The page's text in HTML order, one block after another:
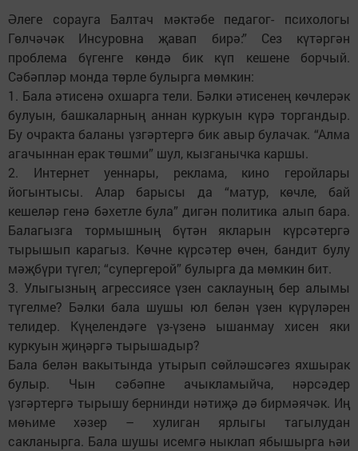
Әлеге сорауга Балтач мәктәбе педагог- психологы
Гөлчәчәк Инсуровна җавап бирә:” Сез күтәргән
проблема бүгенге көндә бик күп кешене борчый.
Сәбәпләр монда төрле булырга мөмкин:
1. Бала әтисенә охшарга тели. Бәлки әтисенең көчлерәк
булуын, башкаларның аннан куркуын күрә торгандыр.
Бу очракта баланы үзгәртергә бик авыр булачак. “Алма
агачыннан ерак төшми” шул, кызганычка каршы.
2. Интернет уеннары, реклама, кино геройлары
йогынтысы. Алар барысы да “матур, көчле, бай
кешеләр генә бәхетле була” дигән политика алып бара.
Балагызга тормышның бүтән якларын күрсәтергә
тырышып карагыз. Көчне күрсәтер өчен, бандит булу
мәҗбүри түгел; “супергерой” булырга да мөмкин бит.
3. Улыгызның агрессиясе үзен саклауның бер алымы
түгелме? Бәлки бала шушы юл белән үзен күрүләрен
телидер. Күңелендәге үз-үзенә ышанмау хисен яки
куркуын җиңәргә тырышадыр?
Бала белән вакытында утырып сөйләшсәгез яхшырак
булыр. Чын сәбәпне ачыкламыйча, нәрсәдер
үзгәртергә тырышу бернинди нәтиҗә дә бирмәячәк. Иң
мөһиме хәзер – хулиган ярлыгы тагылудан
сакланырга. Бала шушы исемгә ныклап ябышырга һәи